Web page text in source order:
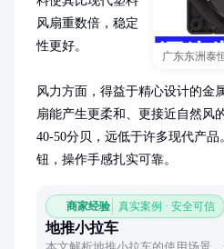
广东东洲泰
风扇重数倍，稳定
性更好。
风力方面，得益于精心设计的金
扇能产生更柔和、更接近自然风
40-50分贝，远低于许多现代产
钮，操作手感扎实可靠。
商家经验 真实案例 · 安全可信
地推小拉车